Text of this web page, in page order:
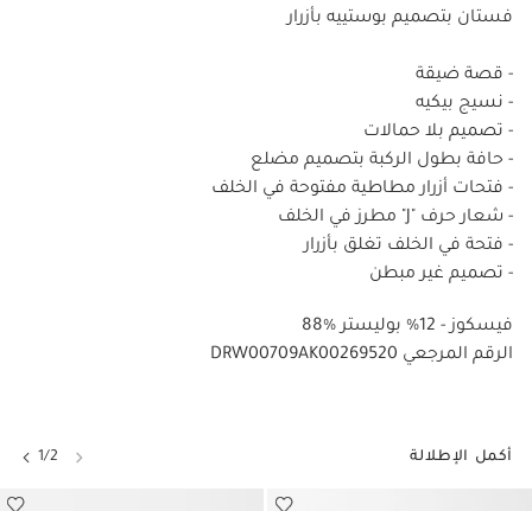
فستان بتصميم بوستييه بأزرار
- قصة ضيقة
- نسيج بيكيه
- تصميم بلا حمالات
- حافة بطول الركبة بتصميم مضلع
- فتحات أزرار مطاطية مفتوحة في الخلف
- شعار حرف "J" مطرز في الخلف
- فتحة في الخلف تغلق بأزرار
- تصميم غير مبطن
88% فيسكوز - 12% بوليستر
DRW00709AK00269520 الرقم المرجعي
أكمل الإطلالة 1/2